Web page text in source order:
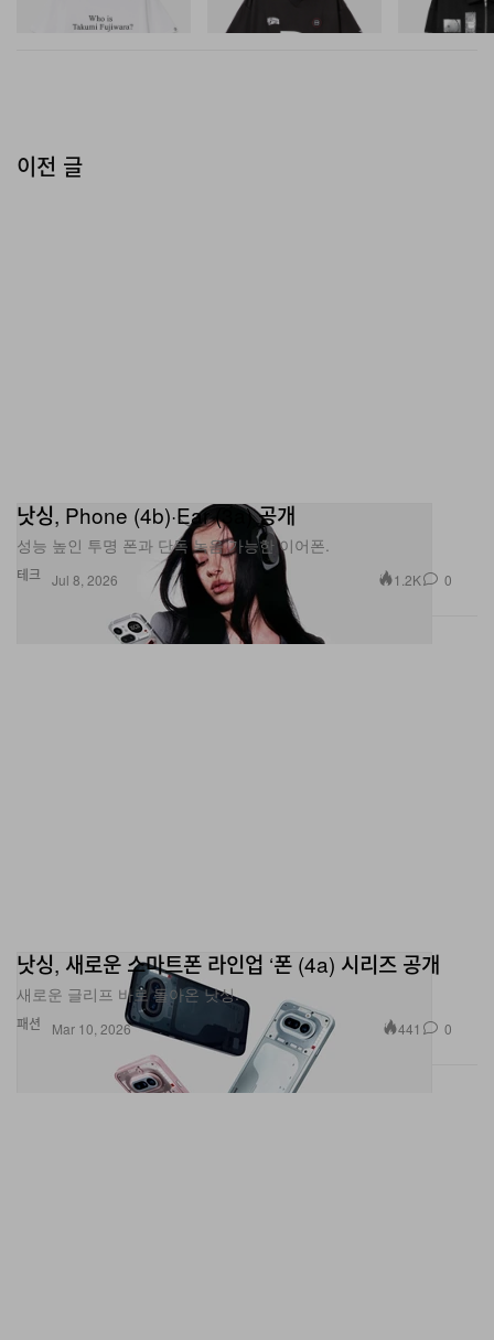
쇼핑하기
쇼핑하기
테크
성능 높인 투명 폰과 단독 녹음 가능한 이어폰.
Jul 8, 2026
패션
새로운 글리프 바로 돌아온 낫싱.
Mar 10, 2026